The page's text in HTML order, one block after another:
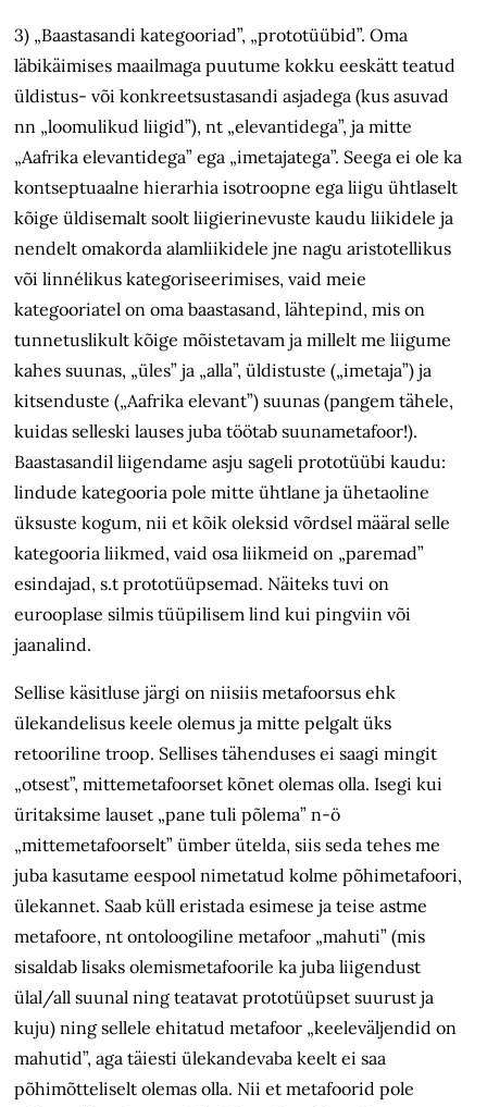
3) „Baastasandi kategooriad”, „prototüübid”. Oma
läbikäimises maailmaga puutume kokku eeskätt teatud
üldistus- või konkreetsustasandi asjadega (kus asuvad
nn „loomulikud liigid”), nt „elevantidega”, ja mitte
„Aafrika elevantidega” ega „imetajatega”. Seega ei ole ka
kontseptuaalne hierarhia isotroopne ega liigu ühtlaselt
kõige üldisemalt soolt liigierinevuste kaudu liikidele ja
nendelt omakorda alamliikidele jne nagu aristotellikus
või linnélikus kategoriseerimises, vaid meie
kategooriatel on oma baastasand, lähtepind, mis on
tunnetuslikult kõige mõistetavam ja millelt me liigume
kahes suunas, „üles” ja „alla”, üldistuste („imetaja”) ja
kitsenduste („Aafrika elevant”) suunas (pangem tähele,
kuidas selleski lauses juba töötab suunametafoor!).
Baastasandil liigendame asju sageli prototüübi kaudu:
lindude kategooria pole mitte ühtlane ja ühetaoline
üksuste kogum, nii et kõik oleksid võrdsel määral selle
kategooria liikmed, vaid osa liikmeid on „paremad”
esindajad, s.t prototüüpsemad. Näiteks tuvi on
eurooplase silmis tüüpilisem lind kui pingviin või
jaanalind.
Sellise käsitluse järgi on niisiis metafoorsus ehk
ülekandelisus keele olemus ja mitte pelgalt üks
retooriline troop. Sellises tähenduses ei saagi mingit
„otsest”, mittemetafoorset kõnet olemas olla. Isegi kui
üritaksime lauset „pane tuli põlema” n-ö
„mittemetafoorselt” ümber ütelda, siis seda tehes me
juba kasutame eespool nimetatud kolme põhimetafoori,
ülekannet. Saab küll eristada esimese ja teise astme
metafoore, nt ontoloogiline metafoor „mahuti” (mis
sisaldab lisaks olemismetafoorile ka juba liigendust
ülal/all suunal ning teatavat prototüüpset suurust ja
kuju) ning sellele ehitatud metafoor „keeleväljendid on
mahutid”, aga täiesti ülekandevaba keelt ei saa
põhimõtteliselt olemas olla. Nii et metafoorid pole